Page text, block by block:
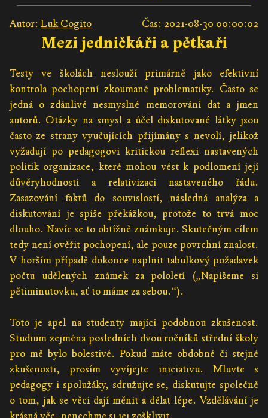
Autor: Luk Cogito Čas: 2021-08-30 00:00:02
Mezi jedničkáři a pětkaři
Testy ve školách neslouží primárně jako efektivní
kontrola pochopení zkoumané problematiky. Často se
jedná o zdánlivě nesmyslné memorování dat a jmen
autorů. Otázky na smysl a účel diskutované látky jsou
často ze strany vyučujících přijímány s nevolí, jelikož
vyžadují po pedagogovi kritickou reflexi nastavených
politik organizace, které mohou vést k podlomení její
důvěryhodnosti a relativizaci nastaveného řádu.
Zasazování faktů do souvislostí, následná analýza a
diskutování je spíše překážkou, protože to trvá moc
dlouho. Navíc se to obtížně známkuje. Skutečným cílem
tedy není ověřit pochopení, ale pouze povrchní znalost.
V horším případě dokonce naplnit tabulkový požadavek
počtu udělených známek za pololetí („Napíšeme si
pětiminutovku, ať to máme za sebou.“).
Toto je apel na studenty mající podobnou zkušenost.
Studium zejména posledních dvou ročníků střední školy
pro mě bylo bolestivé. Pokud máte obdobné či stejné
zkušenosti, prosím vyvíjejte iniciativu. Mluvte s
pedagogy i spolužáky, sdružujte se, diskutujte společně
o tom, jak se věci dají měnit a dělat lépe. Vzdělávání je